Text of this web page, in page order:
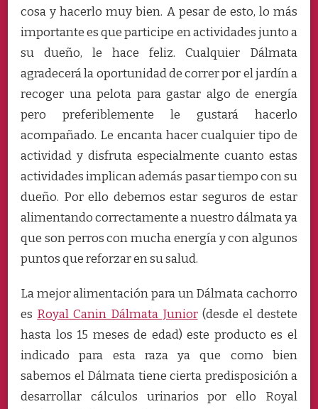
cosa y hacerlo muy bien. A pesar de esto, lo más
importante es que participe en actividades junto a
su dueño, le hace feliz. Cualquier Dálmata
agradecerá la oportunidad de correr por el jardín a
recoger una pelota para gastar algo de energía
pero preferiblemente le gustará hacerlo
acompañado. Le encanta hacer cualquier tipo de
actividad y disfruta especialmente cuanto estas
actividades implican además pasar tiempo con su
dueño. Por ello debemos estar seguros de estar
alimentando correctamente a nuestro dálmata ya
que son perros con mucha energía y con algunos
puntos que reforzar en su salud.
La mejor alimentación para un Dálmata cachorro
es Royal Canin Dálmata Junior(desde el destete
hasta los 15 meses de edad) este producto es el
indicado para esta raza ya que como bien
sabemos el Dálmata tiene cierta predisposición a
desarrollar cálculos urinarios por ello Royal